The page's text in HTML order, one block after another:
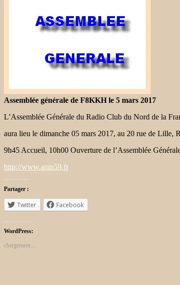
Assemblée générale de F8KKH le 5 mars 2017
L’Assemblée Générale du Radio Club du Nord de la
aura lieu le dimanche 05 mars 2017, au 20 rue de Lille,
9h45 Accueil, 10h00 Ouverture de l’Assemblée
http://www.aran59.fr
Partager :
Twitter Facebook
WordPress:
chargement…